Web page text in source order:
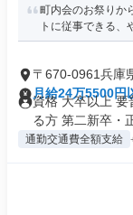
町内会のお祭りか
トに従事できる、
〒670-0961兵庫
月給24万5500円
資格 大卒以上 要
る方 第二新卒・
通勤交通費全額支給